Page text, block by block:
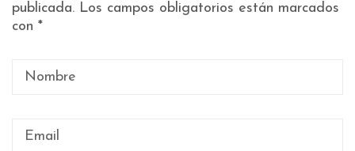
publicada. Los campos obligatorios están marcados
con *